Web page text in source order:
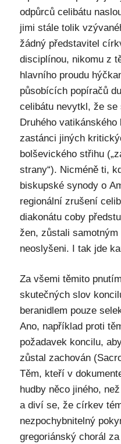
odpůrců celibátu
jimi stále tolik
žádný představitel
disciplínou, nikomu z
hlavního proudu
působících popíračů
celibátu nevytkl, že se
Druhého
zastánci jiných
bolševického střihu
strany“). Nicméně ti,
biskupské synody o
regionální zrušení
diakonátu coby
žen, zůstali
neoslyšeni. I tak jde
Za všemi těmito
skutečných slov
beranidlem pouze
Ano, například proti
požadavek koncilu,
zůstal zachován
Těm, kteří v
hudby něco jiného,
a diví se, že církev
nezpochybnitelný
gregoriánský chorál